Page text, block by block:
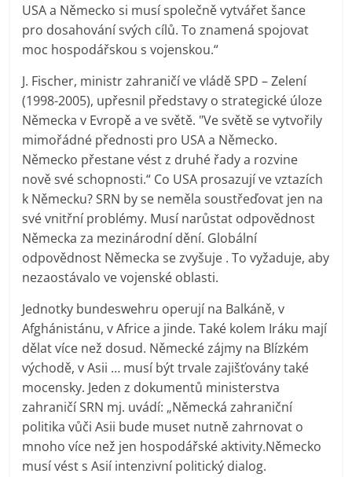
USA a Německo si musí společně vytvářet šance
pro dosahování svých cílů. To znamená spojovat
moc hospodářskou s vojenskou.“
J. Fischer, ministr zahraničí ve vládě SPD – Zelení
(1998-2005), upřesnil představy o strategické úloze
Německa v Evropě a ve světě. "Ve světě se vytvořily
mimořádné přednosti pro USA a Německo.
Německo přestane vést z druhé řady a rozvine
nově své schopnosti.“ Co USA prosazují ve vztazích
k Německu? SRN by se neměla soustřeďovat jen na
své vnitřní problémy. Musí narůstat odpovědnost
Německa za mezinárodní dění. Globální
odpovědnost Německa se zvyšuje . To vyžaduje, aby
nezaostávalo ve vojenské oblasti.
Jednotky bundeswehru operují na Balkáně, v
Afghánistánu, v Africe a jinde. Také kolem Iráku mají
dělat více než dosud. Německé zájmy na Blízkém
východě, v Asii … musí být trvale zajišťovány také
mocensky. Jeden z dokumentů ministerstva
zahraničí SRN mj. uvádí: „Německá zahraniční
politika vůči Asii bude muset nutně zahrnovat o
mnoho více než jen hospodářské aktivity.Německo
musí vést s Asií intenzivní politický dialog.